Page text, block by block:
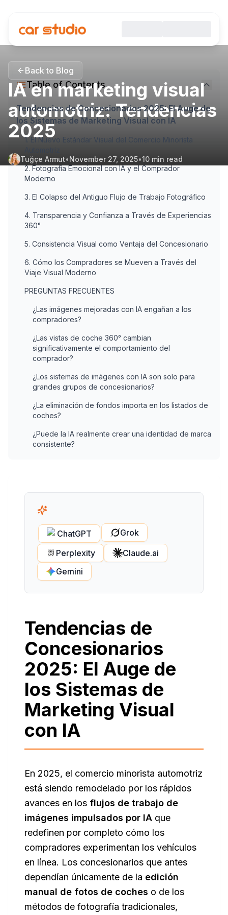
Back to Blog
IA en marketing visual
automotriz: Tendencias
2025
Tuğçe Armut•November 27, 2025•10 min read
Table of Contents
Tendencias de Concesionarios 2025: El Auge de
los Sistemas de Marketing Visual con IA
1. El Nuevo Estándar Visual del Comercio Minorista
2. Fotografía Emocional con IA y el Comprador
Moderno
3. El Colapso del Antiguo Flujo de Trabajo Fotográfico
4. Transparencia y Confianza a Través de Experiencias
360°
5. Consistencia Visual como Ventaja del Concesionario
6. Cómo los Compradores se Mueven a Través del
Viaje Visual Moderno
PREGUNTAS FRECUENTES
¿Las imágenes mejoradas con IA engañan a los
compradores?
¿Las vistas de coche 360° cambian
significativamente el comportamiento del
comprador?
¿Los sistemas de imágenes con IA son solo para
grandes grupos de concesionarios?
¿La eliminación de fondos importa en los listados de
coches?
¿Puede la IA realmente crear una identidad de marca
consistente?
ChatGPT
Grok
Perplexity
Claude.ai
Gemini
Tendencias de
Concesionarios
2025: El Auge de
los Sistemas de
Marketing Visual
con IA
En 2025, el comercio minorista automotriz
está siendo remodelado por los rápidos
avances en los flujos de trabajo de
imágenes impulsados por IA que
redefinen por completo cómo los
compradores experimentan los vehículos
en línea. Los concesionarios que antes
dependían únicamente de la edición
manual de fotos de coches o de los
métodos de fotografía tradicionales,